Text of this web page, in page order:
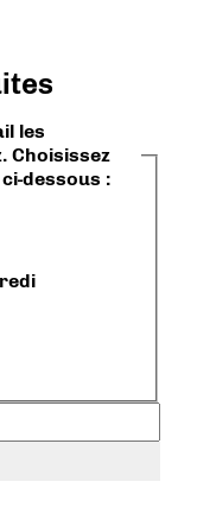
les
Choisissez
dessous :